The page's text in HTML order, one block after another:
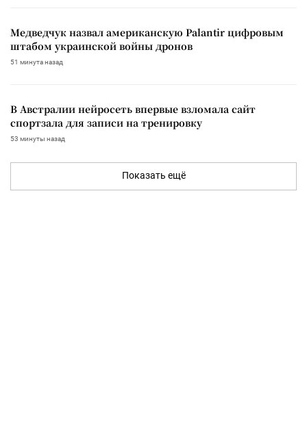
Медведчук назвал американскую Palantir цифровым
штабом украинской войны дронов
51 минута назад
В Австралии нейросеть впервые взломала сайт
спортзала для записи на тренировку
53 минуты назад
Показать ещё